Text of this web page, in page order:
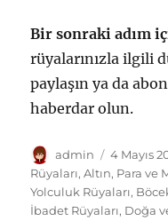
Bir sonraki adım
rüyalarınızla ilgili
paylaşın ya da
haberdar olun.
Yazar
admin
Yayın
tarihi
4 Mayıs
Rüyaları,Altın, Para ve
Yolculuk Rüyaları,
İbadet Rüyaları, Doğa